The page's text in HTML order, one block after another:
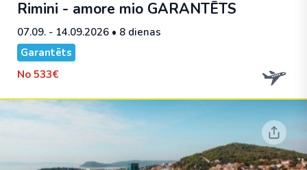
Rimini - amore mio GARANTĒTS
07.09. - 14.09.2026 • 8 dienas
Garantēts
No 533€